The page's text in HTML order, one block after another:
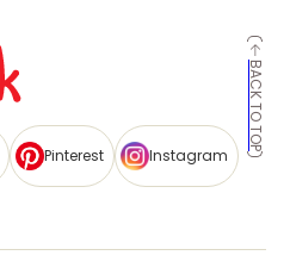
BACK TO TOP
Pinterest Instagram